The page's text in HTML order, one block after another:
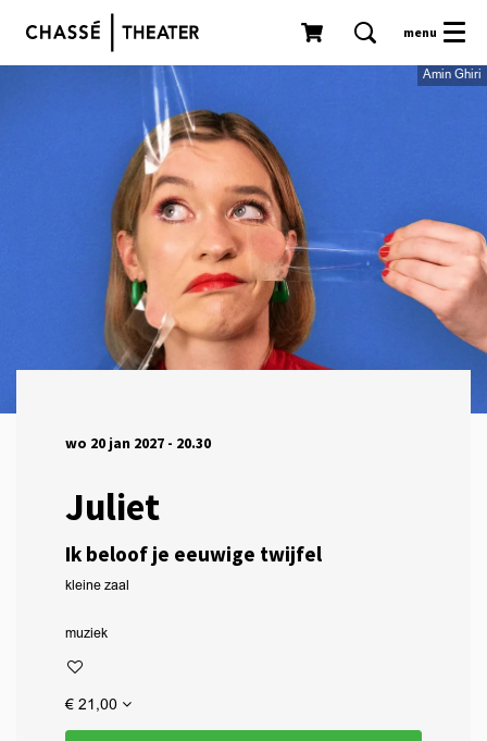
menu
Amin Ghiri
Juliet
Ik beloof je eeuwige twijfel
wo 20 jan 2027 - 20.30
kleine zaal
muziek
€ 21,00